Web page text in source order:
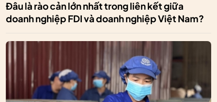
Đâu là rào cản lớn nhất trong liên kết giữa
doanh nghiệp FDI và doanh nghiệp Việt Nam?